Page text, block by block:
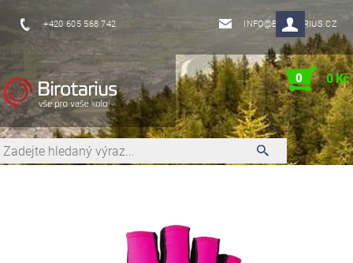
+420 605 568 742 INFO@BIROTARIUS.CZ
0 0 Kč